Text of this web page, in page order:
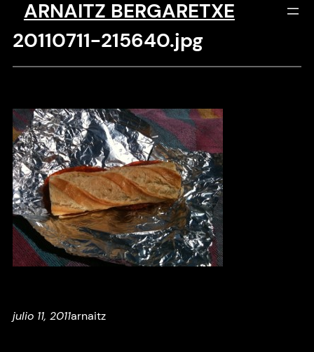
Saltar
contenido
ARNAITZ BERGARETXE
20110711-215640.jpg
julio 11, 2011arnaitz